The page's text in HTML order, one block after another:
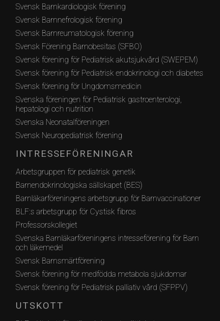
Svensk Barnkardiologisk förening
Svensk Barnnefrologisk förening
Svensk Barnreumatologisk förening
Svensk Förening Barnobesitas (SFBO)
Svensk förening för Pediatrisk akutsjukvård (SWEPEM)
Svensk förening för Pediatrisk endokrinologi och diabetes
Svensk förening för Ungdomsmedicin
Svenska föreningen för Pediatrisk gastroenterologi,
hepatologi och nutrition
Svenska Neonatalföreningen
Svensk Neuropediatrisk förening
INTRESSEFÖRENINGAR
Arbetsgruppen för pediatrisk genetik
Barnendokrinologiska sällskapet (BES)
Barnläkarföreningens arbetsgrupp för Barnvaccinationer
BLF:s arbetsgrupp för Cystisk fibros
Professorskollegiet
Svenska Barnläkarföreningens intresseförening för Barn
och läkemedel
Svensk Barnsmärtförening
Svensk förening för medfödda metabola sjukdomar
Svensk förening för Pediatrisk palliativ vård (SFPPV)
UTSKOTT